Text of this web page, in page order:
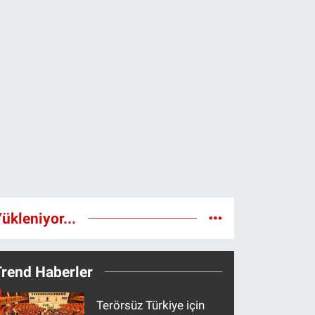
Haberler
Terörsüz Türkiye için